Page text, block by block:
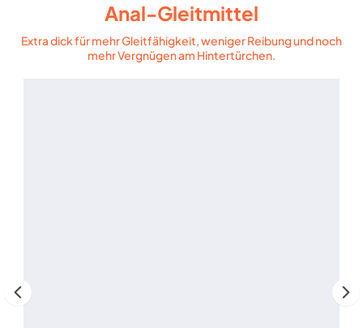
Anal-Gleitmittel
Extra dick für mehr Gleitfähigkeit, weniger Reibung und noch
mehr Vergnügen am Hintertürchen.